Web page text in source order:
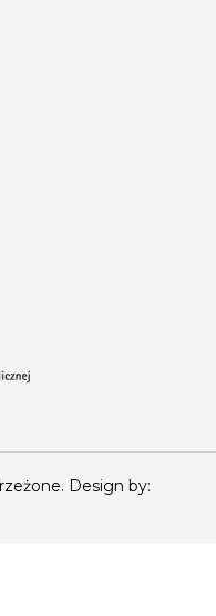
Design by: